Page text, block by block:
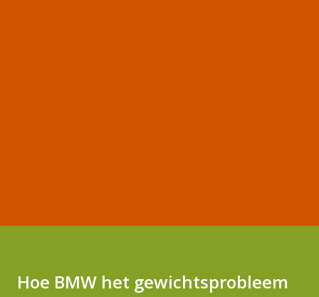
Hoe BMW het gewichtsprobleem